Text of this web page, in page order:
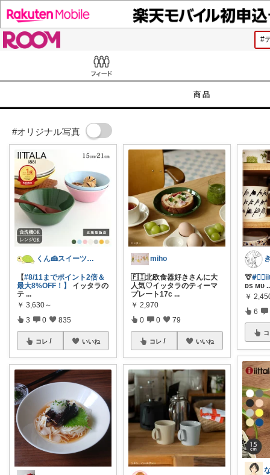
商品
#オリジナル写真
くん🍰スイーツ＆暮らし
【#8/11までポイント2倍＆
最大8%OFF！】
イッタラの
テ ...
￥ 3,630～
3 0 835
コレ いいね
miho
🇫🇮北欧食器好きさんに大
人気♡イッタラのティーマ
プレート17c ...
￥ 2,970
0 0 79
コレ いいね
🦒
ᴅs ᴍᴜ
￥
6